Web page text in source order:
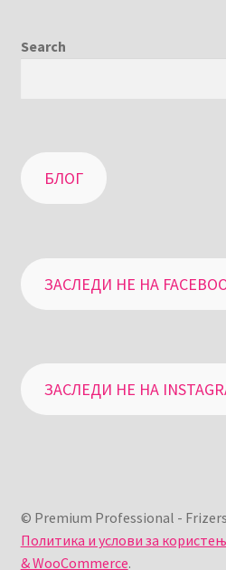
Search
БЛОГ
ЗАСЛЕДИ НЕ НА
ЗАСЛЕДИ НЕ НА
© Premium Professional -
Политика и услови за
& WooCommerce.